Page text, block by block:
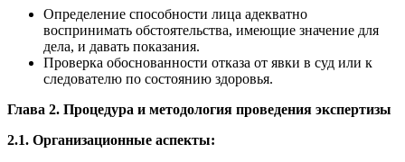
Определение способности лица адекватно
воспринимать обстоятельства, имеющие значение для
дела, и давать показания.
Проверка обоснованности отказа от явки в суд или к
следователю по состоянию здоровья.
Глава 2. Процедура и методология проведения экспертизы
2.1. Организационные аспекты: